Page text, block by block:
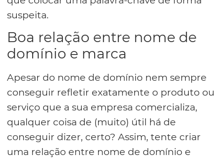
suspeita.
Boa relação entre nome de
domínio e marca
Apesar do nome de domínio nem sempre
conseguir refletir exatamente o produto ou
serviço que a sua empresa comercializa,
qualquer coisa de (muito) útil há de
conseguir dizer, certo? Assim, tente criar
uma relação entre nome de domínio e